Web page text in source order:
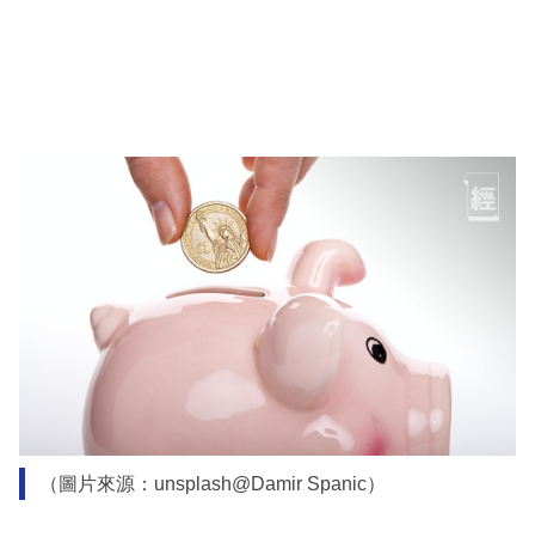
（圖片來源：unsplash@Damir Spanic）